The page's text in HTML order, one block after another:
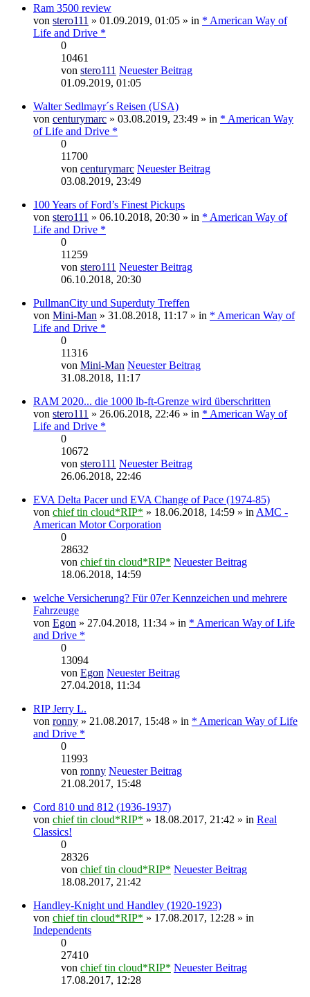
Ram 3500 review
von stero111 » 01.09.2019, 01:05 » in * American Way of
Life and Drive *
0
10461
von stero111 Neuester Beitrag
01.09.2019, 01:05
Walter Sedlmayr´s Reisen (USA)
von centurymarc » 03.08.2019, 23:49 » in * American Way
of Life and Drive *
0
11700
von centurymarc Neuester Beitrag
03.08.2019, 23:49
100 Years of Ford’s Finest Pickups
von stero111 » 06.10.2018, 20:30 » in * American Way of
Life and Drive *
0
11259
von stero111 Neuester Beitrag
06.10.2018, 20:30
PullmanCity und Superduty Treffen
von Mini-Man » 31.08.2018, 11:17 » in * American Way of
Life and Drive *
0
11316
von Mini-Man Neuester Beitrag
31.08.2018, 11:17
RAM 2020... die 1000 lb-ft-Grenze wird überschritten
von stero111 » 26.06.2018, 22:46 » in * American Way of
Life and Drive *
0
10672
von stero111 Neuester Beitrag
26.06.2018, 22:46
EVA Delta Pacer und EVA Change of Pace (1974-85)
von chief tin cloud*RIP* » 18.06.2018, 14:59 » in AMC -
American Motor Corporation
0
28632
von chief tin cloud*RIP* Neuester Beitrag
18.06.2018, 14:59
welche Versicherung? Für 07er Kennzeichen und mehrere
Fahrzeuge
von Egon » 27.04.2018, 11:34 » in * American Way of Life
and Drive *
0
13094
von Egon Neuester Beitrag
27.04.2018, 11:34
RIP Jerry L.
von ronny » 21.08.2017, 15:48 » in * American Way of Life
and Drive *
0
11993
von ronny Neuester Beitrag
21.08.2017, 15:48
Cord 810 und 812 (1936-1937)
von chief tin cloud*RIP* » 18.08.2017, 21:42 » in Real
Classics!
0
28326
von chief tin cloud*RIP* Neuester Beitrag
18.08.2017, 21:42
Handley-Knight und Handley (1920-1923)
von chief tin cloud*RIP* » 17.08.2017, 12:28 » in
Independents
0
27410
von chief tin cloud*RIP* Neuester Beitrag
17.08.2017, 12:28